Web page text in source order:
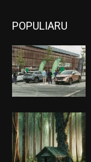
POPULIARU